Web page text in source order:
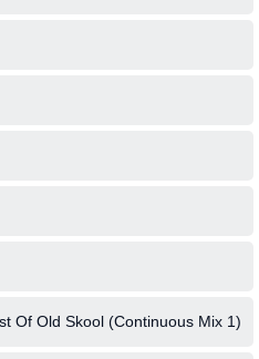
Of Old Skool (Continuous Mix 1)